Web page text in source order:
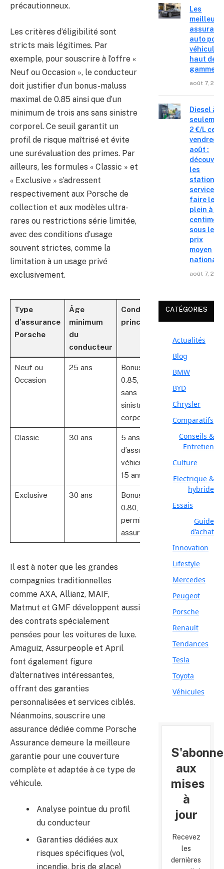
précautionneux.
Les critères d’éligibilité sont
stricts mais légitimes. Par
exemple, pour souscrire à l’offre «
Neuf ou Occasion », le conducteur
doit justifier d’un bonus-maluss
maximal de 0.85 ainsi que d’un
minimum de trois ans sans sinistre
corporel. Ce seuil garantit un
profil de risque maîtrisé et évite
une surévaluation des primes. Par
ailleurs, les formules « Classic » et
« Exclusive » s’adressent
respectivement aux Porsche de
collection et aux modèles ultra-
rares ou restrictions série limitée,
avec des conditions d’usage
souvent strictes, comme la
limitation à un usage privé
exclusivement.
Type
d’assurance
Porsche
Âge
minimum
du
conducteur
Conditions
principales
Usage du
véhicule
Neuf ou
Occasion
25 ans
Bonus ≤
0.85, 3 ans
sans
sinistre
corporel
professionnel
Classic 30 ans
5 ans
d’assurance,
véhicule >
15 ans
Déplacements
privés
uniquement
Exclusive 30 ans
Bonus ≤
0.80, 5 ans
permis et
assurance
Usage privé
exclusivement
Il est à noter que les grandes
compagnies traditionnelles
comme AXA, Allianz, MAIF,
Matmut et GMF développent aussi
des contrats spécialement
pensées pour les voitures de luxe.
Amaguiz, Assurpeople et April
font également figure
d’alternatives intéressantes,
offrant des garanties
personnalisées et services ciblés.
Néanmoins, souscrire une
assurance dédiée comme Porsche
Assurance demeure la meilleure
garantie pour une couverture
complète et adaptée à ce type de
véhicule.
Analyse pointue du profil
du conducteur
Garanties dédiées aux
risques spécifiques (vol,
incendie, bris de glace)
Les
auto pour
véhicules
haut de
gamme
août 7,
Diesel à
2 €/L ce
vendredi
août :
les
stations-
service où
faire le
plein à 19
centimes
sous le
prix
moyen
national
août 7,
CATÉGORIES
Actualités
Blog
BMW
BYD
Chrysler
Comparatifs
Conseils &
Entretien
Culture
Electrique &
hybride
Essais
Guide
d’achat
Innovation
Lifestyle
Mercedes
Peugeot
Porsche
Renault
Tendances
Tesla
Toyota
Véhicules
aux
mises
à
jour
Recevez
les
dernières